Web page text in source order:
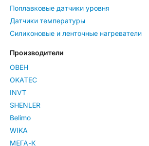
Поплавковые датчики уровня
Датчики температуры
Силиконовые и ленточные нагреватели
Производители
ОВЕН
OKATEC
INVT
SHENLER
Belimo
WIKA
МЕГА-К